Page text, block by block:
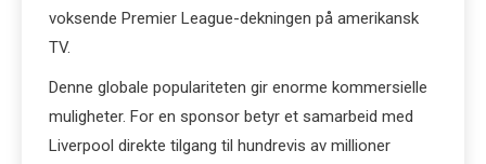
voksende Premier League-dekningen på amerikansk
TV.
Denne globale populariteten gir enorme kommersielle
muligheter. For en sponsor betyr et samarbeid med
Liverpool direkte tilgang til hundrevis av millioner